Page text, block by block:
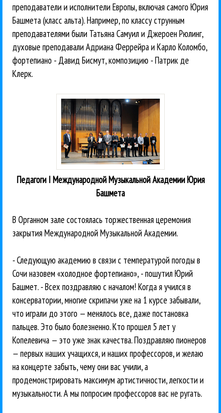
преподаватели и исполнители Европы, включая самого Юрия
Башмета (класс альта). Например, по классу струнным
преподавателями были Татьяна Самуил и Джероен Рюлинг,
духовые преподавали Адриана Феррейра и Карло Коломбо,
фортепиано - Давид Бисмут, композицию - Патрик де
Клерк.
Педагоги I Международной Музыкальной Академии Юрия
Башмета
В Органном зале состоялась торжественная церемония
закрытия Международной Музыкальной Академии.
- Следующую академию в связи с температурой погоды в
Сочи назовем «холодное фортепиано», - пошутил Юрий
Башмет. - Всех поздравляю с началом! Когда я учился в
консерватории, многие скрипачи уже на 1 курсе забывали,
что играли до этого — менялось все, даже постановка
пальцев. Это было болезненно. Кто прошел 5 лет у
Копелевича — это уже знак качества. Поздравляю пионеров
— первых наших учащихся, и наших профессоров, и желаю
на концерте забыть, чему они вас учили, а
продемонстрировать максимум артистичности, легкости и
музыкальности. А мы попросим профессоров вас не ругать.